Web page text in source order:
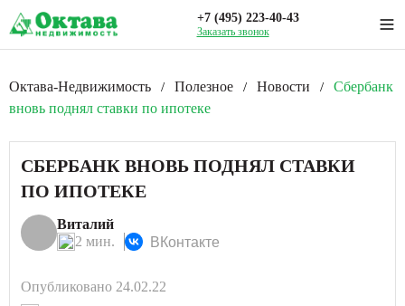
+7 (495) 223-40-43
Заказать звонок
Октава-Недвижимость / Полезное / Новости /
Сбербанк
вновь поднял ставки по ипотеке
СБЕРБАНК ВНОВЬ ПОДНЯЛ СТАВКИ
ПО ИПОТЕКЕ
Виталий
2 мин.
ВКонтакте
Опубликовано 24.02.22